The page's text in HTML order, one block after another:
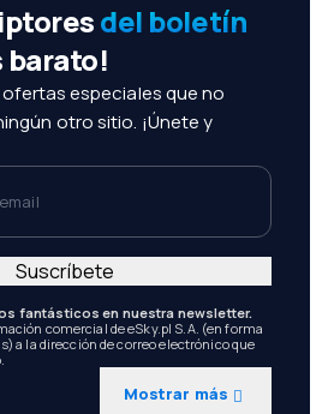
del boletín
barato!
especiales que no
otro sitio. ¡Únete y
fantásticos en nuestra newsletter.
comercial de eSky.pl S.A. (en forma
a la dirección de correo electrónico que
Mostrar más
Suscríbete